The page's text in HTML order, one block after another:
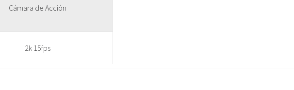
Cámara de Acción
2k 15fps